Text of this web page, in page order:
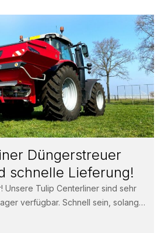
Düngerstreuer
schnelle Lieferung!
Unsere Tulip Centerliner sind sehr
verfügbar. Schnell sein, solange